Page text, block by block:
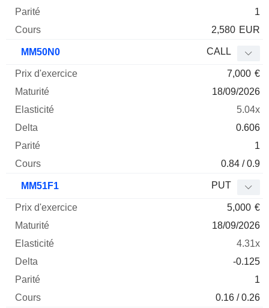
1
2,580 EUR
MM50N0 CALL
7,000 €
18/09/2026
5.04x
0.606
1
0.84 / 0.9
MM51F1 PUT
5,000 €
18/09/2026
4.31x
-0.125
1
0.16 / 0.26